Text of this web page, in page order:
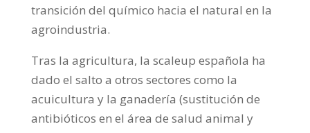
transición del químico hacia el natural en la
agroindustria.
Tras la agricultura, la scaleup española ha
dado el salto a otros sectores como la
acuicultura y la ganadería (sustitución de
antibióticos en el área de salud animal y